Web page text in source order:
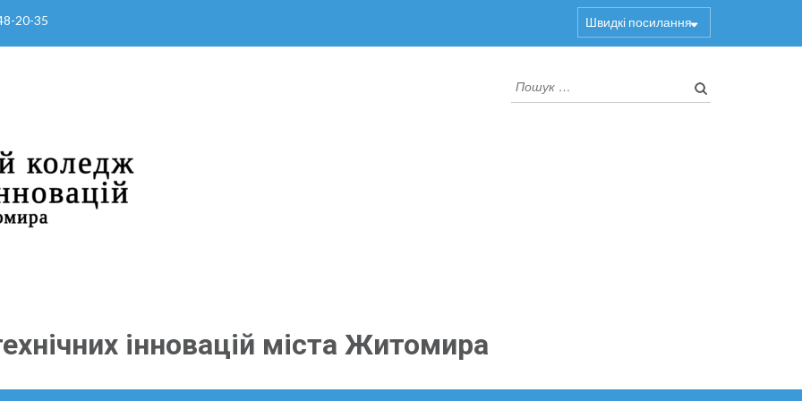
20-35 Швидкі посилання
інновацій міста Житомира
Пошук: